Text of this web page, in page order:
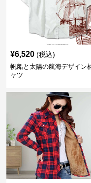
¥6,520 (税込)
帆船と太陽の航海デザイン
ャツ